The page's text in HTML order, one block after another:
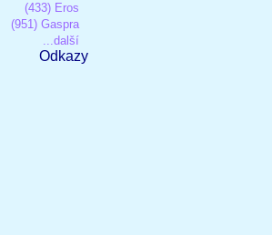
(433) Eros
(951) Gaspra
...další
Odkazy